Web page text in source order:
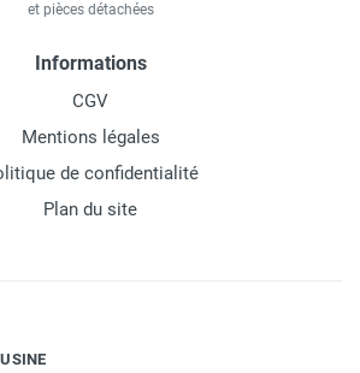
et pièces détachées
Informations
CGV
Mentions légales
de confidentialité
Plan du site